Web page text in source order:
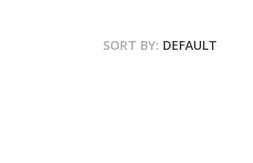
SORT BY: DEFAULT